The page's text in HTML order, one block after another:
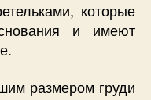
которые
и имеют
размером груди